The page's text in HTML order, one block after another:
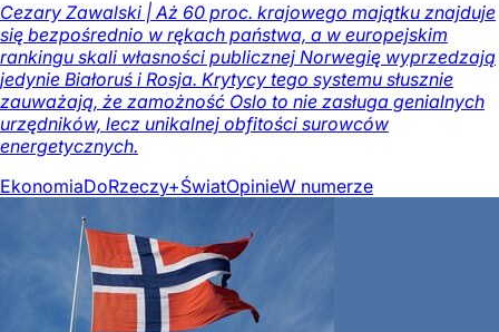
Cezary Zawalski | Aż 60 proc. krajowego majątku znajduje
się bezpośrednio w rękach państwa, a w europejskim
rankingu skali własności publicznej Norwegię wyprzedzają
jedynie Białoruś i Rosja. Krytycy tego systemu słusznie
zauważają, że zamożność Oslo to nie zasługa genialnych
urzędników, lecz unikalnej obfitości surowców
energetycznych.
EkonomiaDoRzeczy+ŚwiatOpinieW numerze